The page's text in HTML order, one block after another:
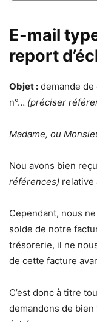
E-mail
report
Objet : demande
n°… (préciser
Madame, ou
Nou avons bien
références) relative
Cependant, nous
solde de notre
trésorerie, il ne
de cette facture
C’est donc à titre
demandons de